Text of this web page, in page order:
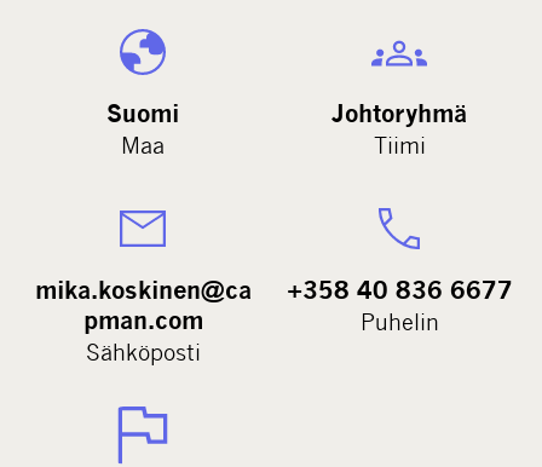
Suomi
Maa
Johtoryhmä
Tiimi
mika.koskinen@ca
pman.com
Sähköposti
+358 40 836 6677
Puhelin